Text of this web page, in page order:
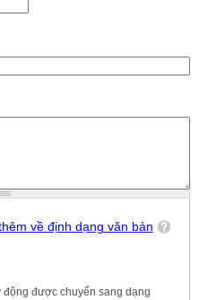
về định dạng văn bản
được chuyển sang dạng